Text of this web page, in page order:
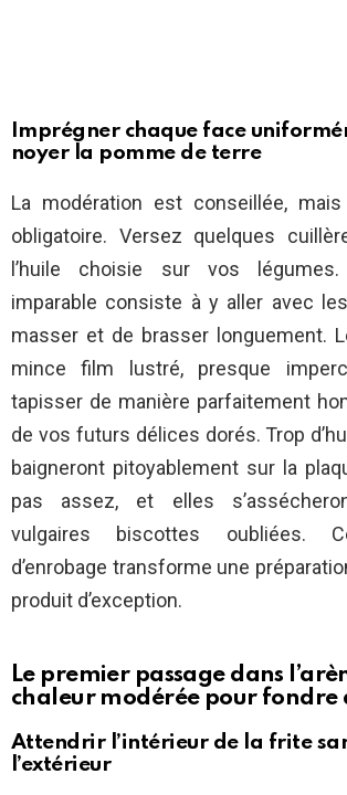
Imprégner chaque face
noyer la pomme de terre
La modération est conseillée,
obligatoire. Versez quelques
l’huile choisie sur vos
imparable consiste à y aller avec
masser et de brasser longuement.
mince film lustré, presque
tapisser de manière parfaitement
de vos futurs délices dorés. Trop
baigneront pitoyablement sur la
pas assez, et elles
vulgaires biscottes oubliées.
d’enrobage transforme une
produit d’exception.
Le premier passage dans
chaleur modérée pour fondre
Attendrir l’intérieur de la frite
l’extérieur